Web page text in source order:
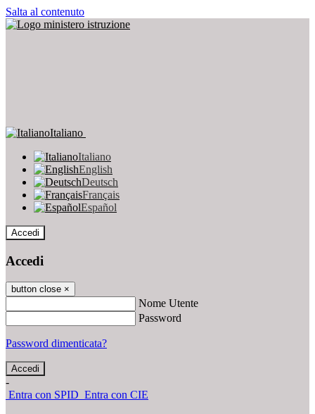
Salta al contenuto
Italiano
Italiano
English
Deutsch
Français
Español
Accedi
Accedi
button close ×
Nome Utente
Password
Password dimenticata?
-
Entra con SPID Entra con CIE